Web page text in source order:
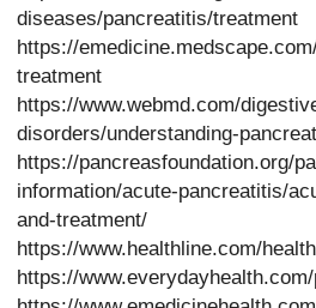
diseases/pancreatitis/treatment
https://
treatment
https://www.webmd.com/
disorders/understanding-
https://pancreasfoundation.org/
information/acute-pancreatitis/
and-treatment/
https://www.healthline.com/
https://